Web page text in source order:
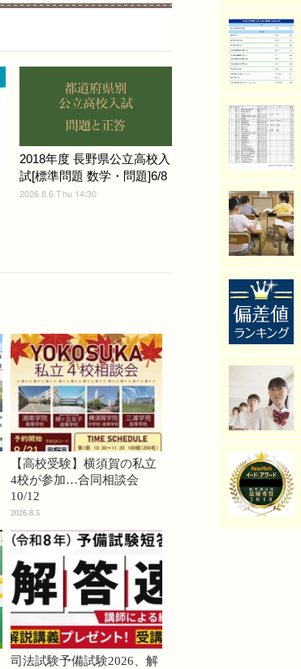
2018年度 長野県公立高校入
試[標準問題 数学・問題]6/8
2026.8.6 Thu 14:30
【高校受験】横須賀の私立
4校が参加…合同相談会
10/12
2026.8.5
司法試験予備試験2026、解